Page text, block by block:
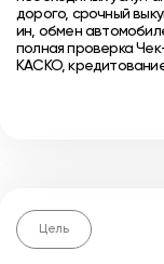
дорого, срочный
ин, обмен
полная проверка
КАСКО,
Цель